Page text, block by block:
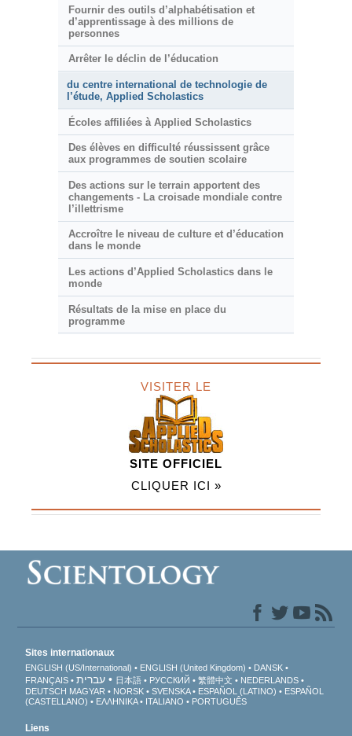
Fournir des outils d’alphabétisation et
d’apprentissage à des millions de
personnes
Arrêter le déclin de l’éducation
du centre international de technologie de
l’étude, Applied Scholastics
Écoles affiliées à Applied Scholastics
Des élèves en difficulté réussissent grâce
aux programmes de soutien scolaire
Des actions sur le terrain apportent des
changements - La croisade mondiale contre
l’illettrisme
Accroître le niveau de culture et d’éducation
dans le monde
Les actions d’Applied Scholastics dans le
monde
Résultats de la mise en place du
programme
VISITER LE
SITE OFFICIEL
CLIQUER ICI »
Sites internationaux
ENGLISH (US/International) ENGLISH (United Kingdom)
DANSK
FRANÇAIS
עברית 日本語 РУССКИЙ 繁體中文
NEDERLANDS
DEUTSCH MAGYAR NORSK SVENSKA ESPAÑOL (LATINO)
ESPAÑOL
(CASTELLANO)
ΕΛΛΗΝΙΚA ITALIANO PORTUGUÊS
Liens